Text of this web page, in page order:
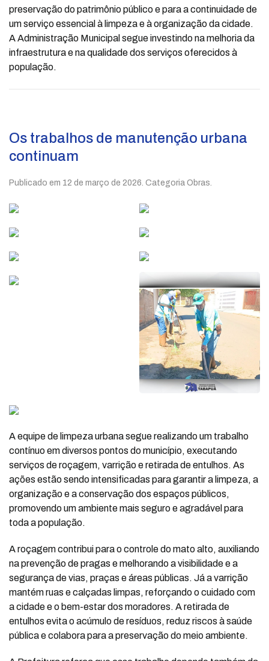
preservação do patrimônio público e para a continuidade de
um serviço essencial à limpeza e à organização da cidade.
A Administração Municipal segue investindo na melhoria da
infraestrutura e na qualidade dos serviços oferecidos à
população.
Os trabalhos de manutenção urbana
continuam
Publicado em 12 de março de 2026 . Categoria Obras.
A equipe de limpeza urbana segue realizando um trabalho
contínuo em diversos pontos do município, executando
serviços de roçagem, varrição e retirada de entulhos. As
ações estão sendo intensificadas para garantir a limpeza, a
organização e a conservação dos espaços públicos,
promovendo um ambiente mais seguro e agradável para
toda a população.
A roçagem contribui para o controle do mato alto, auxiliando
na prevenção de pragas e melhorando a visibilidade e a
segurança de vias, praças e áreas públicas. Já a varrição
mantém ruas e calçadas limpas, reforçando o cuidado com
a cidade e o bem-estar dos moradores. A retirada de
entulhos evita o acúmulo de resíduos, reduz riscos à saúde
pública e colabora para a preservação do meio ambiente.